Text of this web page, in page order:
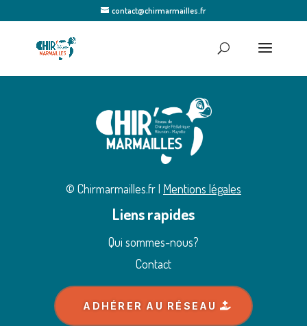
contact@chirmarmailles.fr
© Chirmarmailles.fr | Mentions légales
Liens rapides
Qui sommes-nous?
Contact
ADHÉRER AU RÉSEAU